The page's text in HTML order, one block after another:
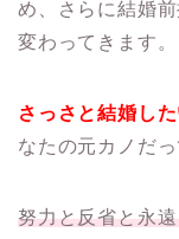
め、さらに結婚
変わってきます。
さっさと結婚し
なたの元カノだ
努力と反省と永